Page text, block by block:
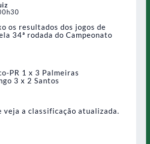
os resultados dos jogos de
34ª rodada do Campeonato
PR 1 x 3 Palmeiras
3 x 2 Santos
veja a classificação atualizada.